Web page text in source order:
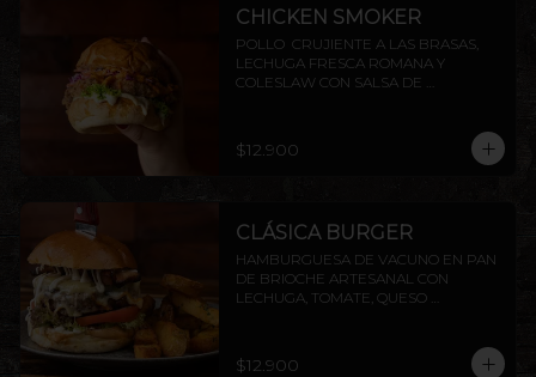
CHICKEN SMOKER
POLLO  CRUJIENTE A LAS BRASAS,
LECHUGA FRESCA ROMANA Y
COLESLAW CON SALSA DE
DE LA CASA. ACOMPAÑADO DE
PAPAS RUSTICAS.
$12.900
CLÁSICA BURGER
HAMBURGUESA DE VACUNO EN PAN
DE BRIOCHE ARTESANAL CON
LECHUGA, TOMATE, QUESO
RÚSTICAS.
$12.900